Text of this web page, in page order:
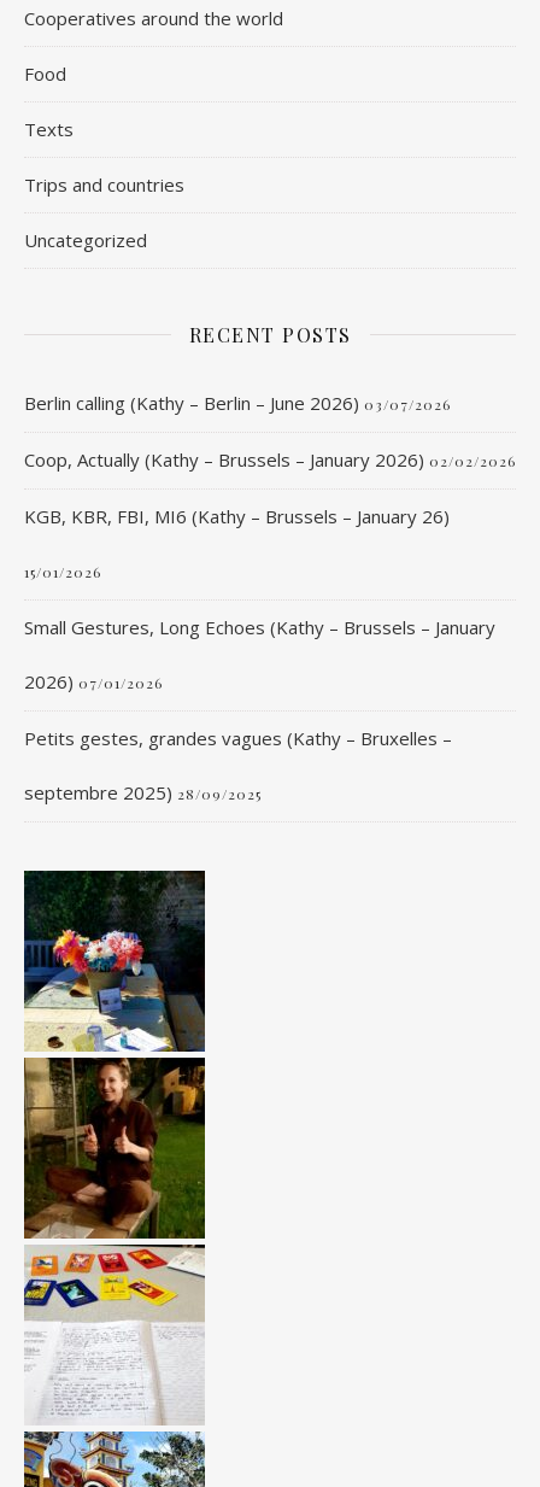
Cooperatives around the world
Food
Texts
Trips and countries
Uncategorized
RECENT POSTS
Berlin calling (Kathy – Berlin – June 2026) 03/07/2026
Coop, Actually (Kathy – Brussels – January 2026) 02/02/2026
KGB, KBR, FBI, MI6 (Kathy – Brussels – January 26)
15/01/2026
Small Gestures, Long Echoes (Kathy – Brussels – January
2026) 07/01/2026
Petits gestes, grandes vagues (Kathy – Bruxelles –
septembre 2025) 28/09/2025